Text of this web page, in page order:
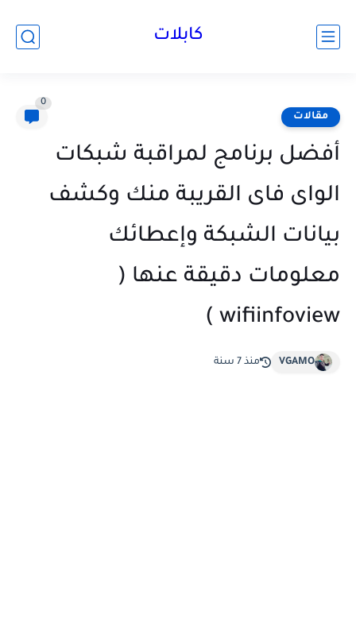
كابلات
مقالات
0
أفضل برنامج لمراقبة شبكات
الواى فاى القريبة منك وكشف
بيانات الشبكة وإعطائك
معلومات دقيقة عنها (
wifiinfoview )
VGAMO منذ 7 سنة